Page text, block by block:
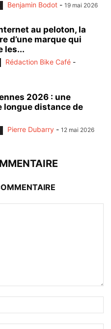
Benjamin Bodot - 19 mai 2026
au peloton, la
d’une marque qui
les...
Rédaction Bike Café -
2026 : une
longue distance de
Pierre Dubarry - 12 mai 2026